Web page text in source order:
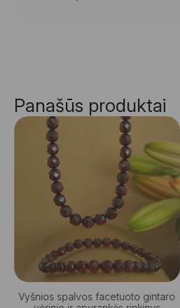
Panašūs produktai
Vyšnios spalvos facetuoto gintaro